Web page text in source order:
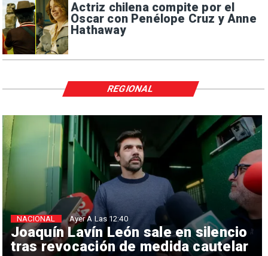
Actriz chilena compite por el
Oscar con Penélope Cruz y Anne
Hathaway
Joaquín Lavín León sale en silencio
tras revocación de medida cautelar
NACIONAL Ayer A Las 12:40
REGIONAL